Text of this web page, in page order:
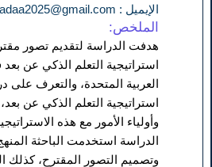
الإيميل : sadaa2025@gmail.com
الملخص:
هدفت الدراسة لتقديم تصور
استراتيجية التعلم الذكي عن
العربية المتحدة، والتعرف على
استراتيجية التعلم الذكي عن
وأولياء الأمور مع هذه
الدراسة استخدمت الباحثة
وتصميم التصور المقترح، كذلك